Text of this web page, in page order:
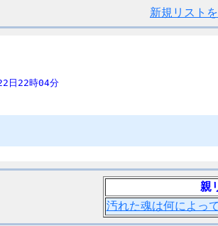
新規リスト
日22時04分
親
汚れた魂は何によっ